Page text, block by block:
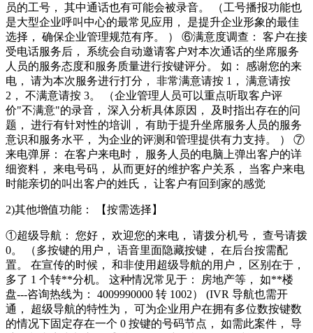
员的工号， 其中通话也有可能会被录音。 （工号播报功能也
是大型企业呼叫中心的最常见应用， 是提升企业形象的最佳
选择， 确保企业管理规范有序。 ） ⑥满意度调查： 客户在接
受电话服务后， 系统会自动邀请客户对本次通话的坐席服务
人员的服务态度和服务质量进行按键评分。 如： 感谢您的来
电， 请为本次服务进行打分， 非常满意请按 1， 满意请按
2， 不满意请按 3。 （企业管理人员可以重点听取客户评
价"不满意"的录音， 深入分析具体原因， 及时指出存在的问
题， 进行有针对性的培训， 有助于提升坐席服务人员的服务
意识和服务水平， 为企业的评测和管理提供有力支持。 ） ⑦
来电弹屏： 在客户来电时， 服务人员的电脑上弹出客户的详
细资料， 来电号码， 从而更好的维护客户关系， 当客户来电
时能亲切的叫出客户的姓氏， 让客户有回到家的感觉
2)其他增值功能： 【按需选择】
①超级导航： 您好， 欢迎您的来电， 请拨分机号， 查号请拨
0。 （多按键的用户， 语音里面隐藏按键， 在后台按需配
置。 在宣传的时候， 和非使用超级导航的用户， 区别在于，
多了 1 个转**分机。 这种情况常见于： 房地产等， 如**楼
盘---咨询热线为： 4009990000 转 1002） (IVR 导航也需开
通， 超级导航的特性为， 可为企业用户在拥有多位数按键数
的情况下固定存在一个 0 按键的号码节点， 如需此案件， 导